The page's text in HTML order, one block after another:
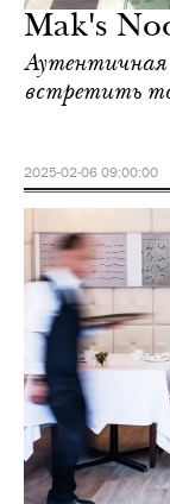
Mak's
встретить
2025-02-06 09:00:00